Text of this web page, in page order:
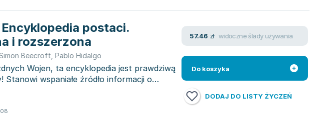
postaci.
i rozszerzona
Simon Beecroft Pablo Hidalgo
Wojen, ta encyklopedia jest prawdziwą
Stanowi wspaniałe źródło informacji o
57.46 zł widoczne ślady używania
Do koszyka
DODAJ DO LISTY ŻYCZEŃ